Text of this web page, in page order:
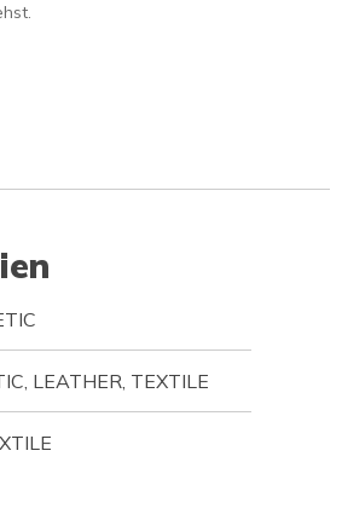
LEATHER, TEXTILE